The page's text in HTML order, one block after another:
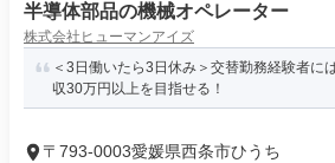
半導体部品の機械オペレーター
株式会社ヒューマンアイズ
＜3日働いたら3日休み＞交替勤務経験者に
収30万円以上を目指せる！
〒793-0003愛媛県西条市ひうち